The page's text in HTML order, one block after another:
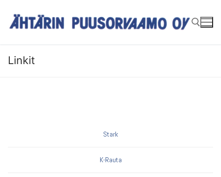
sisältöön
Linkit
Stark
K-Rauta